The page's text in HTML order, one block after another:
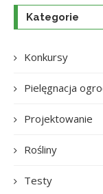
Kategorie
Konkursy
Pielęgnacja
Projektowanie
Rośliny
Testy